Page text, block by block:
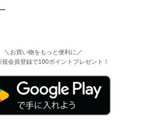
＼お買い物をもっと便利に／
規会員登録で100ポイントプレゼント！